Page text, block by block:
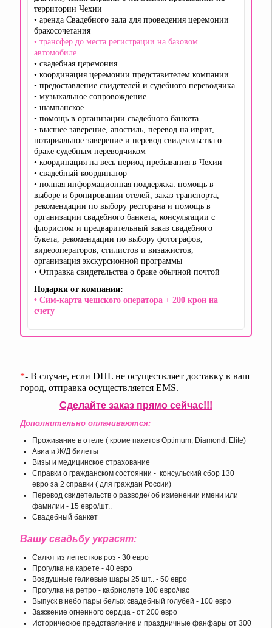
территории Чехии
• аренда Свадебного зала для проведения церемонии
бракосочетания
• трансфер до места регистрации на базовом
автомобиле
• свадебная церемония
• координация церемонии представителем компании
• предоставление свидетелей и судебного переводчика
• музыкальное сопровождение
• шампанское
• помощь в организации свадебного банкета
• высшее заверение, апостиль, перевод на иврит,
нотариальное заверение и перевод свидетельства о
браке судебным переводчиком
• координация на весь период пребывания в Чехии
• свадебный координатор
• полная информационная поддержка: помощь в
выборе и бронировании отелей, заказ транспорта,
рекомендации по выбору ресторана и помощь в
организации свадебного банкета, консультации с
флористом и предварительный заказ свадебного
букета, рекомендации по выбору фотографов,
видеооператоров, стилистов и визажистов,
организация экскурсионной программы
• Отправка свидетельства о браке обычной почтой
Подарки от компании:
• Сим-карта чешского оператора + 200 крон на
счету
*- В случае, если DHL не осуществляет доставку в ваш
город, отправка осуществляется EMS.
Сделайте заказ прямо сейчас!!!
Дополнительно оплачиваются:
Проживание в отеле ( кроме пакетов Optimum, Diamond, Elite)
Авиа и Ж/Д билеты
Визы и медицинское страхование
Справки о гражданском состоянии - консульский сбор 130
евро за 2 справки ( для граждан России)
Перевод свидетельств о разводе/ об изменении имени или
фамилии - 15 евро/шт..
Свадебный банкет
Вашу свадьбу украсят:
Салют из лепестков роз - 30 евро
Прогулка на карете - 40 евро
Воздушные гелиевые шары 25 шт.. - 50 евро
Прогулка на ретро - кабриолете 100 евро/час
Выпуск в небо пары белых свадебный голубей - 100 евро
Зажжение огненного сердца - от 200 евро
Историческое представление и праздничные фанфары от 300